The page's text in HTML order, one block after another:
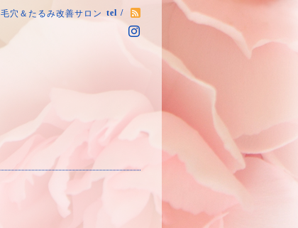
毛穴＆たるみ改善サロン tel /